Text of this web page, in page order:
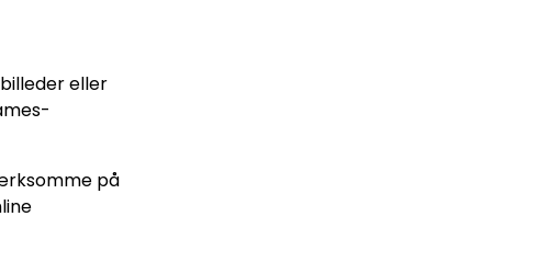
eller
på